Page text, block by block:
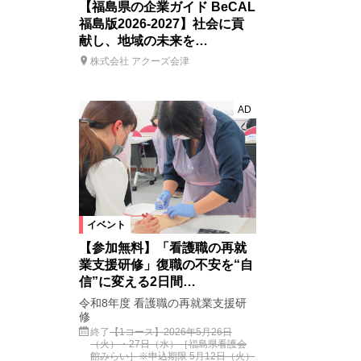
【福島県の企業ガイド BeCAL
福島版2026-2027】社会に貢
献し、地域の未来を…
株式会社 アクーズ会津
イベント
AD
【参加無料】「看護職の再就
業支援研修」復職の不安を“自
信”に変える2日間…
令和8年度 看護職の再就業支援研
修
終了【1コース】2026年5月26日
（火）・27日（水）［福島県看護会
館みらい］※申込期限 5月12日（火）